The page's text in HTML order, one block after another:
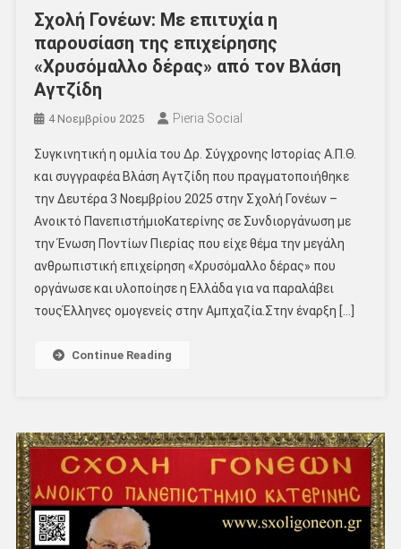
Σχολή Γονέων: Με επιτυχία η
παρουσίαση της επιχείρησης
«Χρυσόμαλλο δέρας» από τον Βλάση
Αγτζίδη
4 Νοεμβρίου 2025 Pieria Social
Συγκινητική η ομιλία του Δρ. Σύγχρονης Ιστορίας Α.Π.Θ.
και συγγραφέα Βλάση Αγτζίδη που πραγματοποιήθηκε
την Δευτέρα 3 Νοεμβρίου 2025 στην Σχολή Γονέων –
Ανοικτό ΠανεπιστήμιοΚατερίνης σε Συνδιοργάνωση με
την Ένωση Ποντίων Πιερίας που είχε θέμα την μεγάλη
ανθρωπιστική επιχείρηση «Χρυσόμαλλο δέρας» που
οργάνωσε και υλοποίησε η Ελλάδα για να παραλάβει
τουςΈλληνες ομογενείς στην Αμπχαζία.Στην έναρξη […]
Continue Reading